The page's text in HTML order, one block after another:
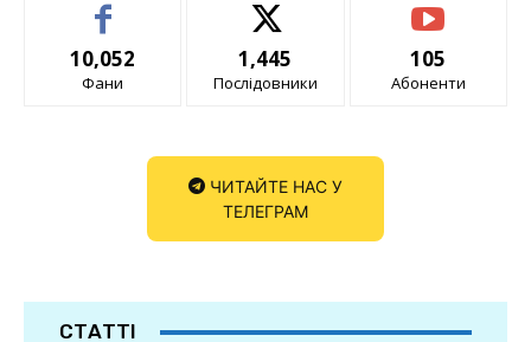
10,052
Фани
1,445
Послідовники
105
Абоненти
ЧИТАЙТЕ НАС У
ТЕЛЕГРАМ
СТАТТІ